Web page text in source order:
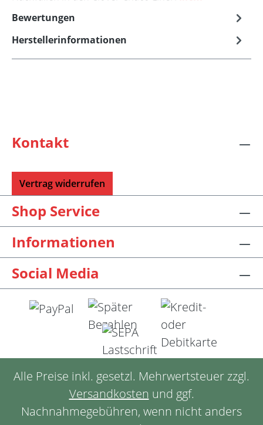
Bewertungen
Herstellerinformationen
Kontakt
Vertrag widerrufen
Shop Service
Informationen
Social Media
Alle Preise inkl. gesetzl. Mehrwertsteuer zzgl.
Versandkosten und ggf.
Nachnahmegebühren, wenn nicht anders